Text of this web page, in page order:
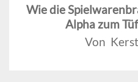
Wie die
Alpha zum
Von